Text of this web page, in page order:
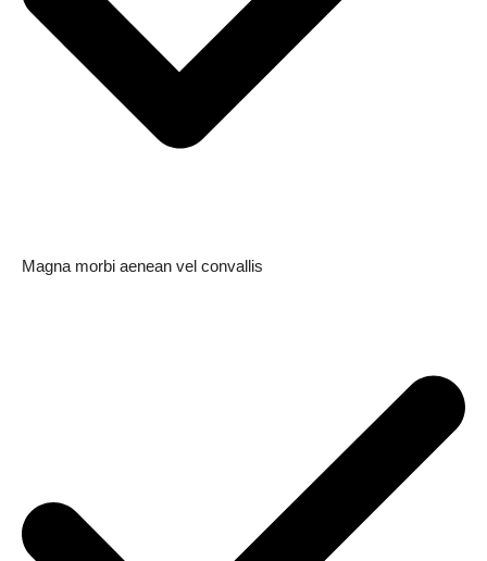
News Week
Magazine PRO
About
Contact us
Magna morbi aenean vel convallis